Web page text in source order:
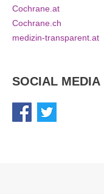
Cochrane.at
Cochrane.ch
medizin-transparent.at
SOCIAL MEDIA